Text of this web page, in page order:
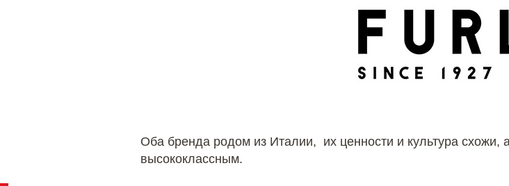
Оба бренда родом из Италии, их ценности и культура схожи,
высококлассным.